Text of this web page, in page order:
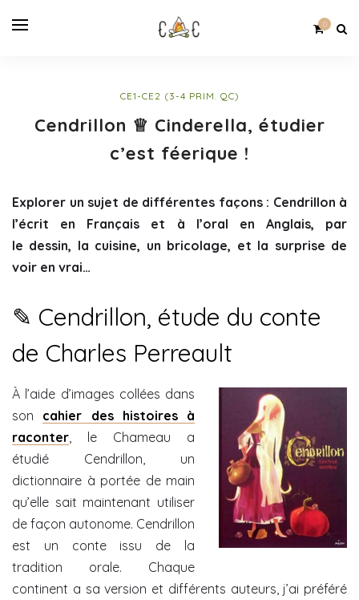
0
CE1-CE2 (3-4 PRIM. QC)
Cendrillon ♕ Cinderella, étudier
c’est féerique !
Explorer un sujet de différentes façons : Cendrillon à
l’écrit en Français et à l’oral en Anglais, par
le dessin, la cuisine, un bricolage, et la surprise de
voir en vrai…
✎ Cendrillon, étude du conte
de Charles Perreault
À l’aide d’images collées dans
son cahier des histoires à
raconter, le Chameau a
étudié Cendrillon, un
dictionnaire à portée de main
qu’elle sait maintenant utiliser
de façon autonome. Cendrillon
est un conte issu de la
tradition orale. Chaque
continent a sa version et différents auteurs, j’ai préféré